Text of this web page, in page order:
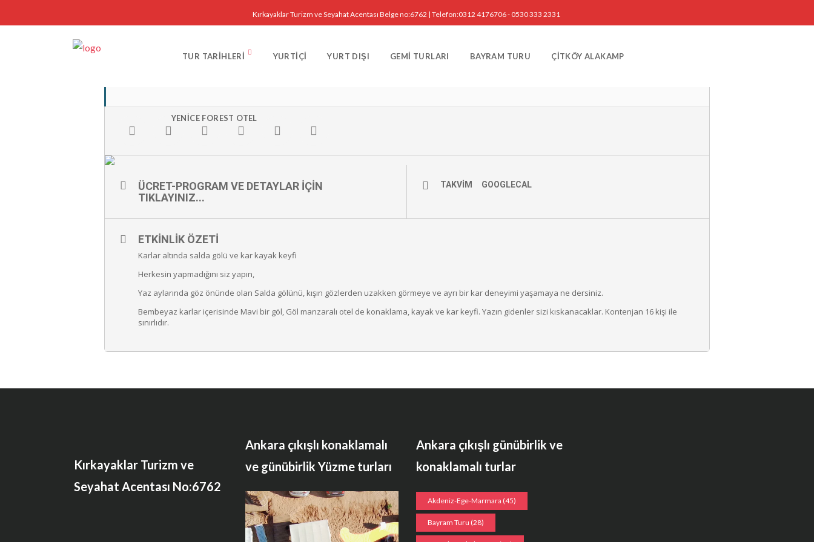
Kırkayaklar Turizm ve Seyahat Acentası Belge no:6762 | Telefon:0312 4176706 - 0530 333 2331
TUR TARIHLERI YURTIÇI YURT DIŞI GEMI TURLARI BAYRAM TURU ÇİTKÖY ALAKAMP
YENICE FOREST OTEL
ARALIK, 2019
SALDA GÖLÜ ERKEN YILBAŞI VE KAYAK MERKEZI TURU 399 LIRA KIŞI BAŞI
ÜCRET-PROGRAM VE DETAYLAR IÇIN
TIKLAYINIZ...
TAKVIM GOOGLECAL
ETKINLIK ÖZETI
Karlar altında salda gölü ve kar kayak keyfi
Herkesin yapmadığını siz yapın,
Yaz aylarında göz önünde olan Salda gölünü, kışın gözlerden uzakken görmeye ve ayrı bir kar deneyimi yaşamaya ne dersiniz.
Bembeyaz karlar içerisinde Mavi bir göl, Göl manzaralı otel de konaklama, kayak ve kar keyfi. Yazın gidenler sizi kıskanacaklar. Kontenjan 16 kişi ile
sınırlıdır.
Kırkayaklar Turizm ve
Seyahat Acentası No:6762
Ankara çıkışlı konaklamalı
ve günübirlik Yüzme turları
Ankara çıkışlı günübirlik ve
konaklamalı turlar
Akdeniz-Ege-Marmara (45)
Bayram Turu (28)